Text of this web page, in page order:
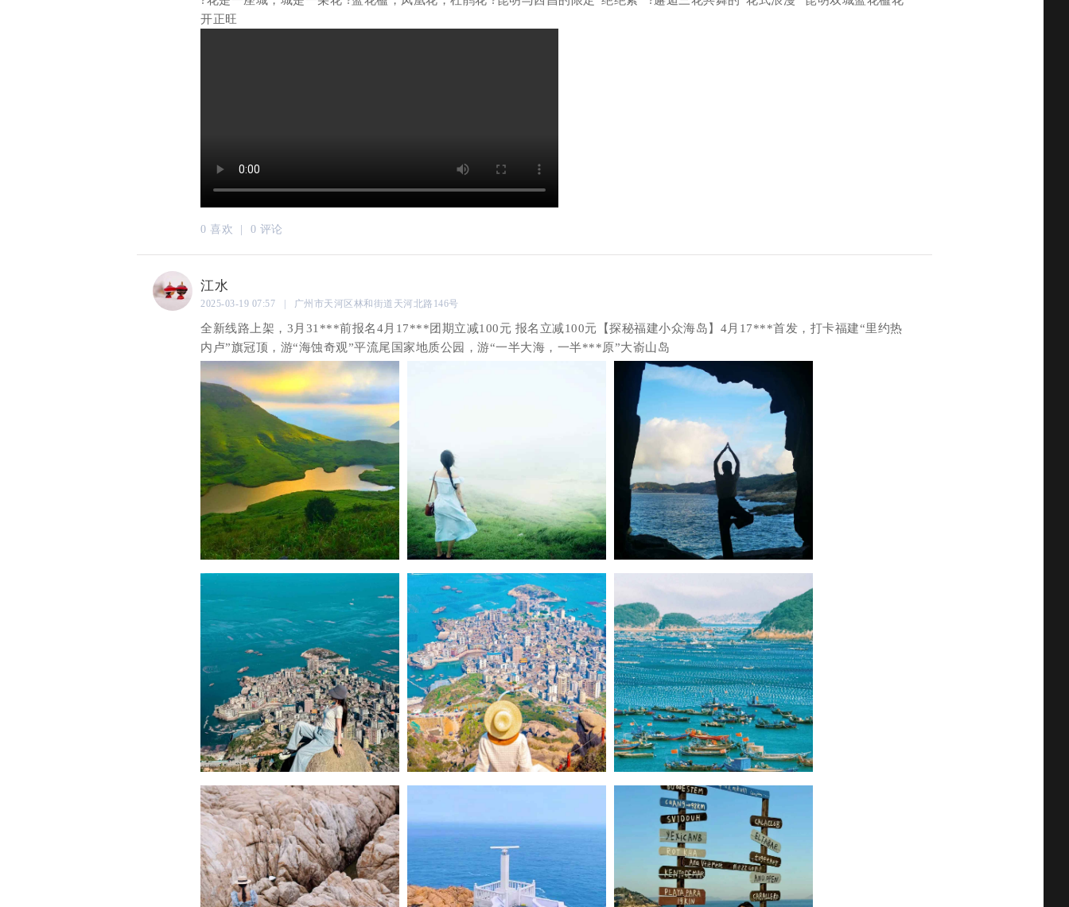
开正旺
0 喜欢 | 0 评论
江水
2025-03-19 07:57 | 广州市天河区林和街道天河北路146号
全新线路上架，3月31***前报名4月17***团期立减100元 报名立减100元【探秘福建小众海岛】4月17***首发，打卡福建“里约热
内卢”旗冠顶，游“海蚀奇观”平流尾国家地质公园，游“一半大海，一半***原”大嵛山岛